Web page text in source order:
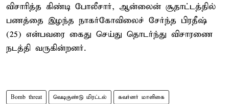
விசாரித்த கிண்டி போலீசார், ஆன்லைன் சூதாட்டத்தில்
பணத்தை இழந்த நாகர்கோவிலைச் சேர்ந்த பிரதீஷ்
(25) என்பவரை கைது செய்து தொடர்ந்து விசாரணை
நடத்தி வருகின்றனர்.
Bomb threat வெடிகுண்டு மிரட்டல் கவர்னர் மாளிகை